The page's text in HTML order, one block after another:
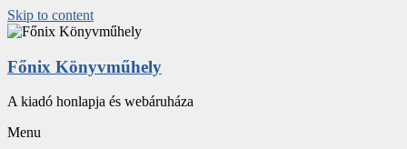
Skip to content
Főnix Könyvműhely
A kiadó honlapja és webáruháza
Menu